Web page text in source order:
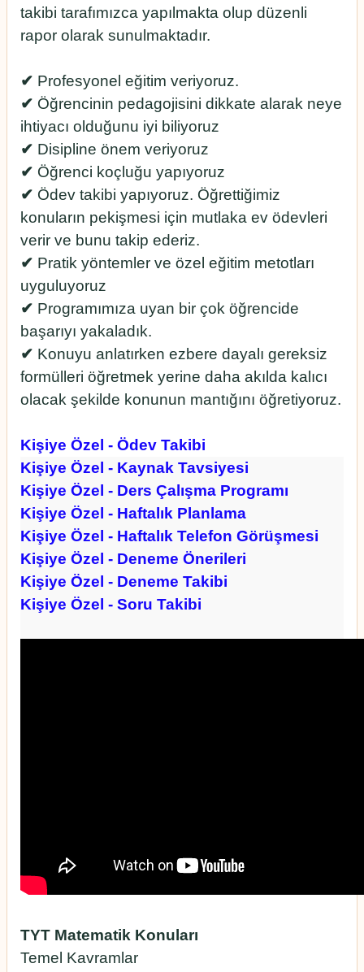
takibi tarafımızca yapılmakta olup düzenli
rapor olarak sunulmaktadır.
✔︎ Profesyonel eğitim veriyoruz.
✔︎ Öğrencinin pedagojisini dikkate alarak neye
ihtiyacı olduğunu iyi biliyoruz
✔︎ Disipline önem veriyoruz
✔︎ Öğrenci koçluğu yapıyoruz
✔︎ Ödev takibi yapıyoruz. Öğrettiğimiz
konuların pekişmesi için mutlaka ev ödevleri
verir ve bunu takip ederiz.
✔︎ Pratik yöntemler ve özel eğitim metotları
uyguluyoruz
✔︎ Programımıza uyan bir çok öğrencide
başarıyı yakaladık.
✔︎ Konuyu anlatırken ezbere dayalı gereksiz
formülleri öğretmek yerine daha akılda kalıcı
olacak şekilde konunun mantığını öğretiyoruz.
Kişiye Özel - Ödev Takibi
Kişiye Özel - Kaynak Tavsiyesi
Kişiye Özel - Ders Çalışma Programı
Kişiye Özel - Haftalık Planlama
Kişiye Özel - Haftalık Telefon Görüşmesi
Kişiye Özel - Deneme Önerileri
Kişiye Özel - Deneme Takibi
Kişiye Özel - Soru Takibi
TYT Matematik Konuları
Temel Kavramlar